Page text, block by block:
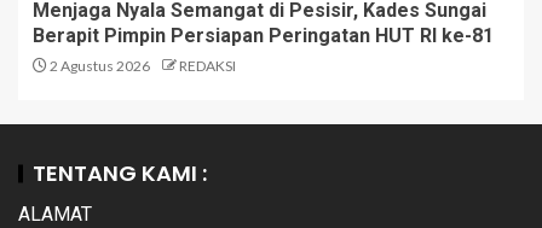
Menjaga Nyala Semangat di Pesisir, Kades Sungai
Berapit Pimpin Persiapan Peringatan HUT RI ke-81
2 Agustus 2026 REDAKSI
TENTANG KAMI :
ALAMAT